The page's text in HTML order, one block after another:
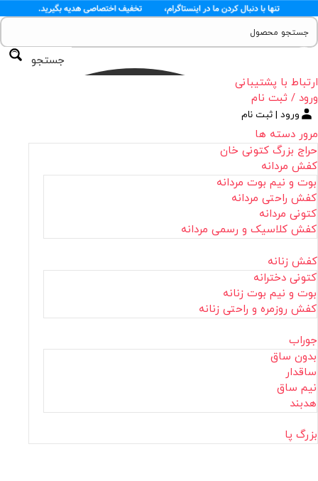
جستجو
ارتباط با پشتیبانی
ورود / ثبت نام
ورود | ثبت نام
مرور دسته ها
حراج بزرگ کتونی خان
کفش مردانه
بوت و نیم بوت مردانه
کفش راحتی مردانه
کتونی مردانه
کفش کلاسیک و رسمی مردانه
کفش زنانه
کتونی دخترانه
بوت و نیم بوت زنانه
کفش روزمره و راحتی زنانه
جوراب
بدون ساق
ساقدار
نیم ساق
هدبند
بزرگ پا